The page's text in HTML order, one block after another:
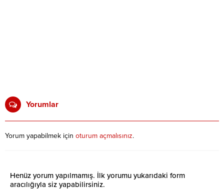
Yorumlar
Yorum yapabilmek için oturum açmalısınız.
Henüz yorum yapılmamış. İlk yorumu yukarıdaki form
aracılığıyla siz yapabilirsiniz.